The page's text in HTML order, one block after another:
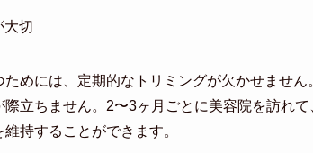
大切
めには、定期的なトリミングが欠かせませ
立ちません。2〜3ヶ月ごとに美容院を訪れ
持することができます。